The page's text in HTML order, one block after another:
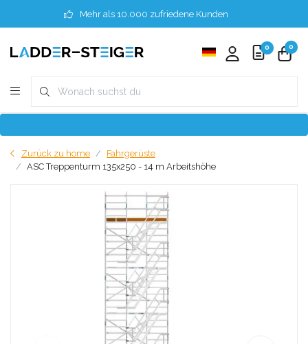
Mehr als 10.000 zufriedene Kunden
0 0
Zurück zu home
Fahrgerüste
ASC Treppenturm 135x250 - 14 m Arbeitshöhe